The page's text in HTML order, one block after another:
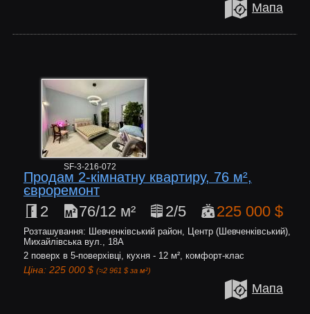
Мапа
SF-3-216-072
Продам 2-кімнатну квартиру, 76 м²,
євроремонт
2 76/12 м² 2/5 225 000 $
Розташування: Шевченківський район, Центр (Шевченківський),
Михайлівська вул., 18А
2 поверх в 5-поверхівці, кухня - 12 м², комфорт-клас
Ціна: 225 000 $ (≈2 961 $ за м²)
Мапа